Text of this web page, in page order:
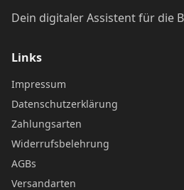
Dein digitaler Assistent für die
Links
Impressum
Datenschutzerklärung
Zahlungsarten
Widerrufsbelehrung
AGBs
Versandarten